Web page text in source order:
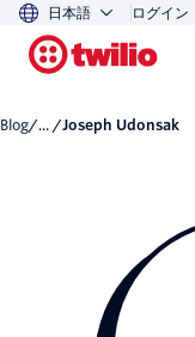
日本語 ログイン
Blog/... / Joseph Udonsak